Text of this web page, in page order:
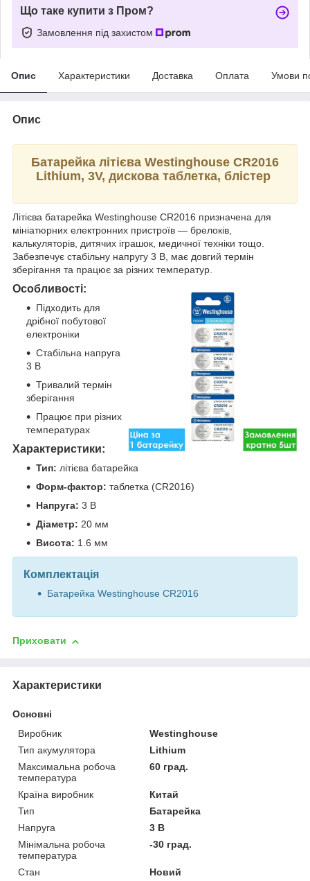
Що таке купити з Пром?
Замовлення під захистом
Опис Характеристики Доставка Оплата Умови
Опис
Батарейка літієва Westinghouse CR2016
Lithium, 3V, дискова таблетка, блістер
Літієва батарейка Westinghouse CR2016 призначена для
мініатюрних електронних пристроїв — брелоків,
калькуляторів, дитячих іграшок, медичної техніки тощо.
Забезпечує стабільну напругу 3 В, має довгий термін
зберігання та працює за різних температур.
Особливості:
Підходить для
дрібної побутової
електроніки
Стабільна напруга
3 В
Тривалий термін
зберігання
Працює при різних
температурах
Характеристики:
Тип: літієва батарейка
Форм-фактор: таблетка (CR2016)
Напруга: 3 В
Діаметр: 20 мм
Висота: 1.6 мм
Комплектація
Батарейка Westinghouse CR2016
Приховати
Характеристики
Основні
Виробник
Westinghouse
Тип акумулятора
Lithium
Максимальна робоча
температура
60 град.
Країна виробник
Китай
Тип
Батарейка
Напруга
3 В
Мінімальна робоча
температура
-30 град.
Стан Новий